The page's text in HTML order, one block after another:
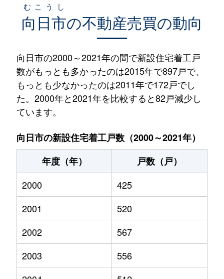
向日市
むこうし
の不動産売買の動向
向日市の2000～2021年の間で新設住宅着工戸
数がもっとも多かったのは2015年で897戸で、
もっとも少なかったのは2011年で172戸でし
た。2000年と2021年を比較すると82戸減少し
ています。
向日市の新設住宅着工戸数（2000～2021年）
年度（年）
戸数（戸）
2000
425
2001
520
2002
567
2003
556